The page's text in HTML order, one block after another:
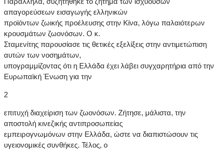
απαγορεύσεων εισαγωγής ελληνικών
προϊόντων ζωικής προέλευσης στην Κίνα, λόγω παλαιότερων
κρουσμάτων ζωονόσων. Ο κ.
Σταμενίτης παρουσίασε τις θετικές εξελίξεις στην αντιμετώπιση
αυτών των νοσημάτων,
υπογραμμίζοντας ότι η Ελλάδα έχει λάβει συγχαρητήρια από την
Ευρωπαϊκή Ένωση για την
2
επιτυχή διαχείριση των ζωονόσων. Ζήτησε, μάλιστα, την
αποστολή κινεζικής αντιπροσωπείας
εμπειρογνωμόνων στην Ελλάδα, ώστε να διαπιστώσουν τις
υγειονομικές συνθήκες. Τέλος, ο